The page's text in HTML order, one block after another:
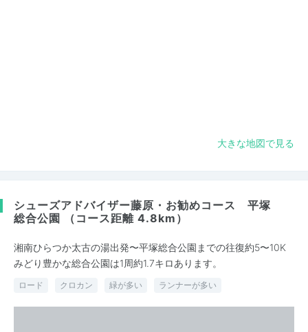
大きな地図で見る
シューズアドバイザー藤原・お勧めコース 平塚
総合公園 （コース距離 4.8km）
湘南ひらつか太古の湯出発〜平塚総合公園までの往復約5〜10K
みどり豊かな総合公園は1周約1.7キロあります。
ロード クロカン 緑が多い ランナーが多い